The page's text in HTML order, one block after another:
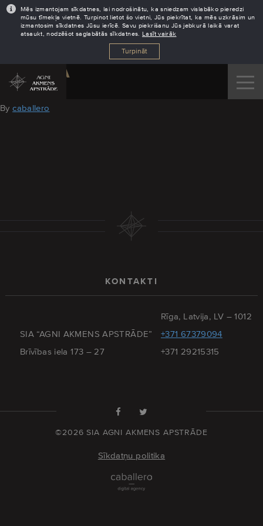
Mēs izmantojam sīkdatnes, lai nodrošinātu, ka sniedzam vislabāko pieredzi
mūsu tīmekļa vietnē. Turpinot lietot šo vietni, Jūs piekrītat, ka mēs uzkrāsim un
izmantosim sīkdatnes Jūsu ierīcē. Savu piekrišanu Jūs jebkurā laikā varat
atsaukt, nodzēšot saglabātās sīkdatnes. Lasīt vairāk
Turpināt
KINAWA
July 21, 2016
Bycaballero
KONTAKTI
SIA “AGNI AKMENS APSTRĀDE”
Brīvības iela 173 – 27
Rīga, Latvija, LV – 1012
+371 67379094
+371 29215315
©2026 SIA AGNI AKMENS APSTRĀDE
Sīkdatņu politika